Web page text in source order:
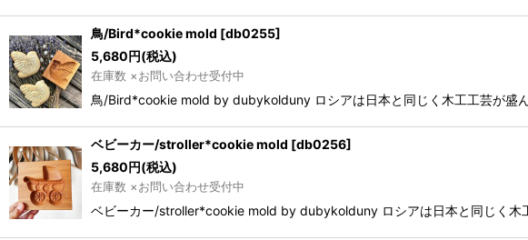
鳥/Bird*cookie mold [db0255]
5,680円(税込)
在庫数 ×お問い合わせ受付中
鳥/Bird*cookie mold by dubykolduny ロシアは日本と同じく木工工芸が盛
ベビーカー/stroller*cookie mold [db0256]
5,680円(税込)
在庫数 ×お問い合わせ受付中
ベビーカー/stroller*cookie mold by dubykolduny ロシアは日本と同じく木